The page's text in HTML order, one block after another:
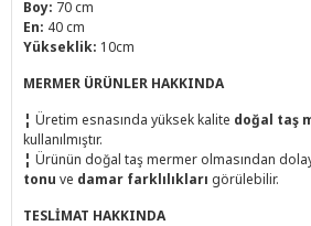
Boy: 70 cm
En: 40 cm
Yükseklik: 10cm
MERMER ÜRÜNLER HAKKINDA
¦ Üretim esnasında yüksek kalite doğal taş
kullanılmıştır.
¦ Ürünün doğal taş mermer olmasından
tonu ve damar farklılıkları görülebilir.
TESLİMAT HAKKINDA